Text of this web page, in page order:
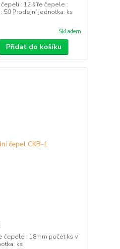
: 12 šíře čepele :
50 Prodejní jednotka: ks
Skladem
Přidat do košíku
čepele : 18mm počet ks v
ks